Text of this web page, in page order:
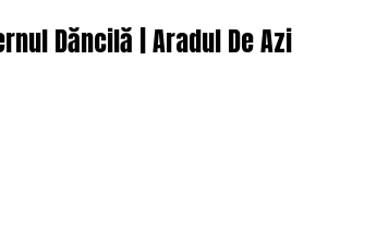
Dăncilă | Aradul De Azi